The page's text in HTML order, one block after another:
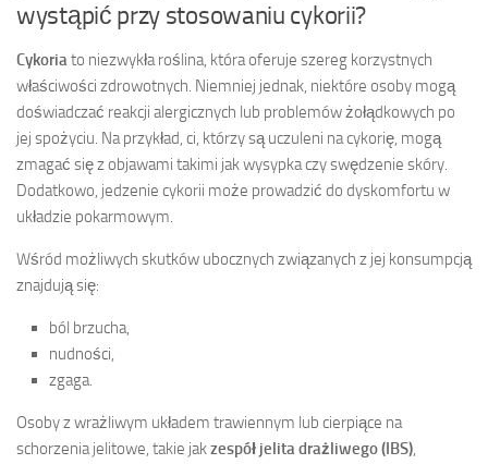
wystąpić przy stosowaniu cykorii?
Cykoriato niezwykła roślina, która oferuje szereg korzystnych
właściwości zdrowotnych. Niemniej jednak, niektóre osoby mogą
doświadczać reakcji alergicznych lub problemów żołądkowych po
jej spożyciu. Na przykład, ci, którzy są uczuleni na cykorię, mogą
zmagać się z objawami takimi jak wysypka czy swędzenie skóry.
Dodatkowo, jedzenie cykorii może prowadzić do dyskomfortu w
układzie pokarmowym.
Wśród możliwych skutków ubocznych związanych z jej konsumpcją
znajdują się:
ból brzucha,
nudności,
zgaga.
Osoby z wrażliwym układem trawiennym lub cierpiące na
schorzenia jelitowe, takie jakzespół jelita drażliwego (IBS),